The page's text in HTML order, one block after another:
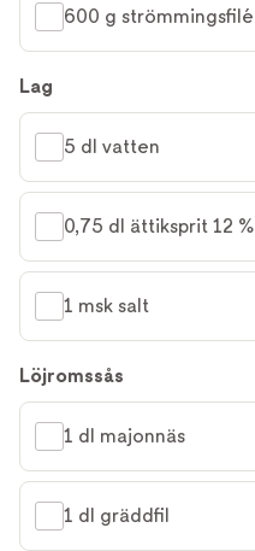
600 g strömmingsfilé
Lag
5 dl vatten
0,75 dl ättiksprit 12 %
1 msk salt
Löjromssås
1 dl majonnäs
1 dl gräddfil